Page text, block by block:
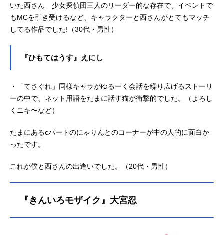
いた西さん 少女探偵団三人のリーダー的な存在で、イベントで
もMCを引き受けるなど、キャラクターと西さんがとてもマッチ
してる作品でした!（30代・男性）
『ひもてはうす』えにし
・「てさぐれ」同様キャラがゆるーく会話を繰り広げるストーリ
ーの中で、ネット用語をたまに話す猫が衝撃的でした。（よろし
くニキ〜など）
たまにあるcパートのにゃりんとのコーナーが中の人的に面白か
ったです。
これが僕と西さんの出逢いでした。（20代・男性）
『きんいろモザイク』大宮忍